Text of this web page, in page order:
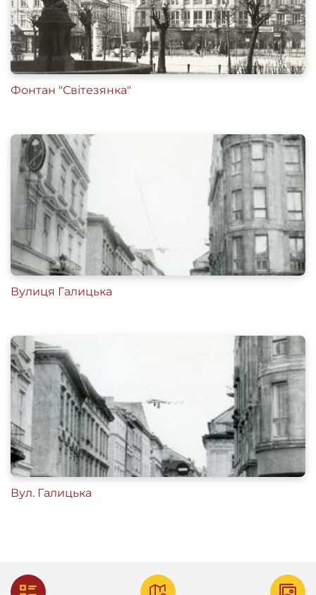
Фонтан "Світезянка"
Вулиця Галицька
Вул. Галицька